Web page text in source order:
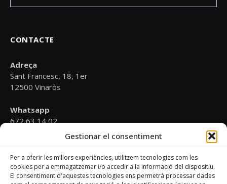
Gestionar el consentiment
Per a oferir les millors experiències, utilitzem tecnologies com les
cookies per a emmagatzemar i/o accedir a la informació del dispositiu.
El consentiment d'aquestes tecnologies ens permetrà processar dades
CONTACTE
Adreça
Sant Francesc, 18, 1er
12500 Vinaròs
Whatsapp
672 63 14 02
psoevinaros@gmail.com
Horari